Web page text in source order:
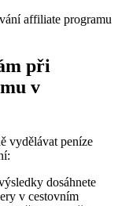
při
v
vydělávat peníze
dosáhnete
v cestovním